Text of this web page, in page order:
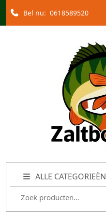
Bel nu: 0618589520
ALLE CATEGORIEËN